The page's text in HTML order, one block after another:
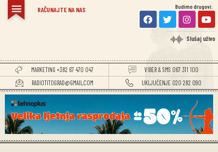
RAČUNAJTE NA NAS Budimo drugovi:
Slušaj uživo
MARKETING +382 67 470 047
VIBER & SMS 067 311 100
RADIOTITOGRAD@GMAIL.COM
UKLJUČENJE 020 282 090